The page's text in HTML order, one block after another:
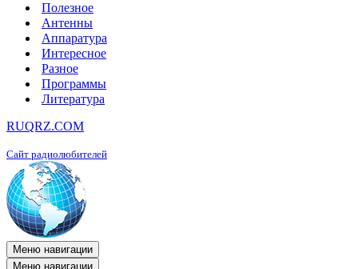
Полезное
Антенны
Аппаратура
Интересное
Разное
Программы
Литература
RUQRZ.COM
Сайт радиолюбителей
Меню навигации
Меню навигации